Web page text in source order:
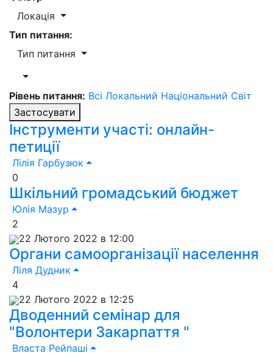
Локація
Тип питання:
Тип питання
Рівень питання: Всі Локальний Національний Світ
Застосувати
Інструменти участі: онлайн-
петиції
Лілія Гарбузюк
0
Шкільний громадський бюджет
Юлія Мазур
2
22 Лютого 2022 в 12:00
Органи самоорганізації населення
Ліля Дудник
4
22 Лютого 2022 в 12:25
Дводенний семінар для
"Волонтери Закарпаття "
Власта Рейпаші